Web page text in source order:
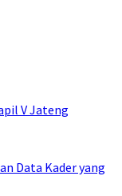
V Jateng
Data Kader yang